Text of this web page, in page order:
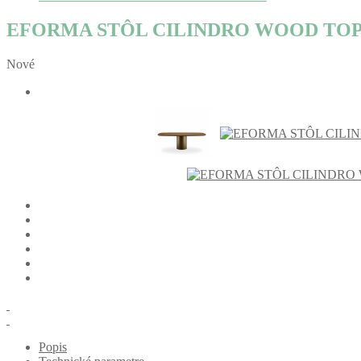
EFORMA STÔL CILINDRO WOOD
Nové
Popis